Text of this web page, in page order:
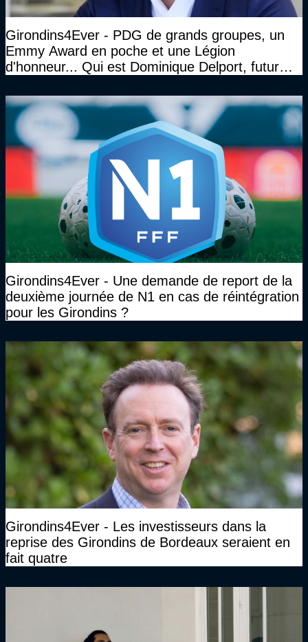
Girondins4Ever - PDG de grands groupes, un
Emmy Award en poche et une Légion
d'honneur... Qui est Dominique Delport, futur
Girondins4Ever - Une demande de report de la
deuxième journée de N1 en cas de réintégration
pour les Girondins ?
Girondins4Ever - Les investisseurs dans la
reprise des Girondins de Bordeaux seraient en
fait quatre